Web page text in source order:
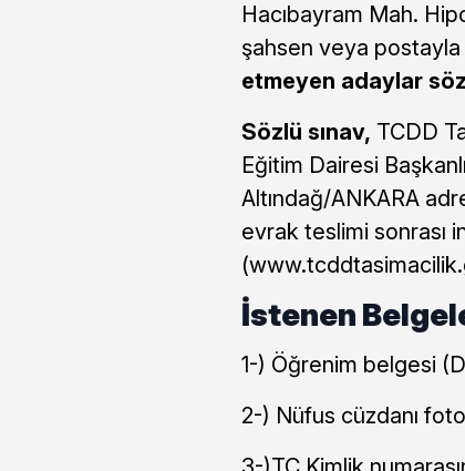
Hacıbayram Mah.
şahsen veya
etmeyen adaylar
Sözlü sınav, TCDD
Eğitim Dairesi
Altındağ/ANKARA
evrak teslimi sonrası
İstenen
1-) Öğrenim belgesi
2-) Nüfus cüzdanı